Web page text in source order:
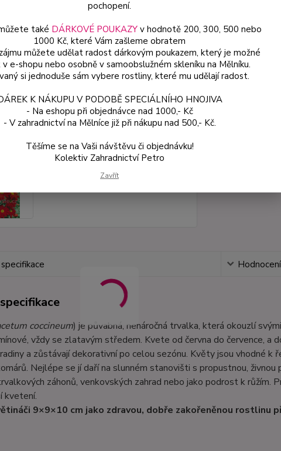
květináči 9×9×10
Varianta
Hodnocení
coccineum) je půvabná, nenáročná trvalka, která okouzlí
vždy se zlatavým středem. Kvete od června do července,
a zůstávají dekorativní po celou sezónu. Květy jsou vhodné k
Nejlépe se jí daří na slunném stanovišti s propustnou, živnou
záhonů, venkovských zahrad nebo jako podrost k
kvetení.
9×9×10 cm jako zdravou, dobře zakořeněnou rostlinu
pochopení.
také DÁRKOVÉ POUKAZYv hodnotě 200, 300, 500 nebo
1000 Kč, které Vám zašleme obratem
můžete udělat radost dárkovým poukazem, který je možné
e-shopu nebo osobně v samoobslužném skleníku na Mělníku.
si jednoduše sám vybere rostliny, které mu udělají radost.
K NÁKUPU V PODOBĚ SPECIÁLNÍHO HNOJIVA
- Na eshopu při objednávce nad 1000,- Kč
- V zahradnictví na Mělníce již při nákupu nad 500,- Kč.
Těšíme se na Vaši návštěvu či objednávku!
Kolektiv Zahradnictví Petro
Zavřít